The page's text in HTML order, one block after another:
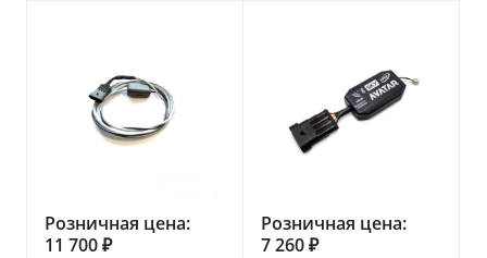
Розничная цена:
11 700 ₽
Розничная цена:
7 260 ₽